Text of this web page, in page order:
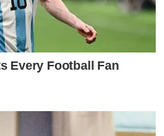
Every Football Fan